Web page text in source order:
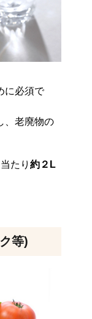
に必須で
、老廃物の
たり 約２L
等)